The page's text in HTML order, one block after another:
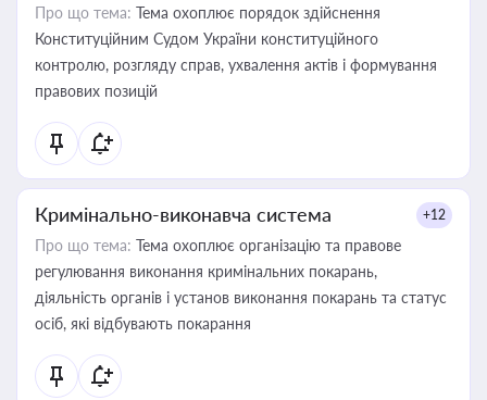
Про що тема: Тема охоплює порядок здійснення
Конституційним Судом України конституційного
контролю, розгляду справ, ухвалення актів і формування
правових позицій
Кримінально-виконавча система +12
Про що тема: Тема охоплює організацію та правове
регулювання виконання кримінальних покарань,
діяльність органів і установ виконання покарань та статус
осіб, які відбувають покарання